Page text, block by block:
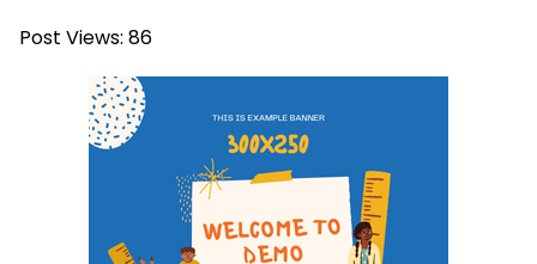
Post Views: 86